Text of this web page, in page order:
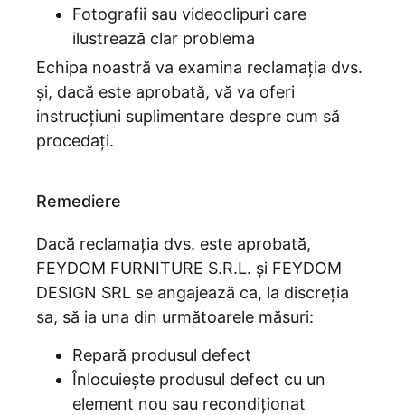
Fotografii sau videoclipuri care
ilustrează clar problema
Echipa noastră va examina reclamația dvs.
și, dacă este aprobată, vă va oferi
instrucțiuni suplimentare despre cum să
procedați.
Remediere
Dacă̆ reclamația dvs. este aprobată̆,
FEYDOM FURNITURE S.R.L. și FEYDOM
DESIGN SRL se angajează ca, la discreția
sa, să ia una din următoarele măsuri:
Repară produsul defect
Înlocuiește produsul defect cu un
element nou sau recondiționat